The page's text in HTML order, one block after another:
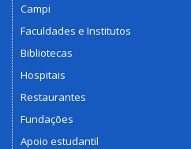
Campi
Faculdades e Institutos
Bibliotecas
Hospitais
Restaurantes
Fundações
Apoio estudantil